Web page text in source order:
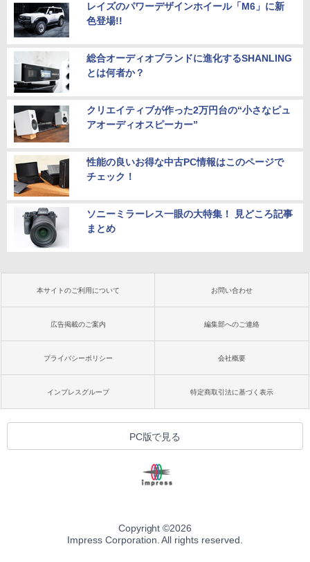
レイズのパワーデザインホイール「M6」に新
色登場!!
総合オーディオブランドに進化するSHANLING
とは何者か？
クリエイティブが作った2万円台の“小さなピュ
アオーディオスピーカー”
性能の良いお得な中古PC情報はこのページで
チェック！
ソニーミラーレス一眼の大特集！ 見どころ記事
まとめ
本サイトのご利用について お問い合わせ
広告掲載のご案内 編集部へのご連絡
プライバシーポリシー 会社概要
インプレスグループ 特定商取引法に基づく表示
PC版で見る
Copyright ©2026
Impress Corporation. All rights reserved.